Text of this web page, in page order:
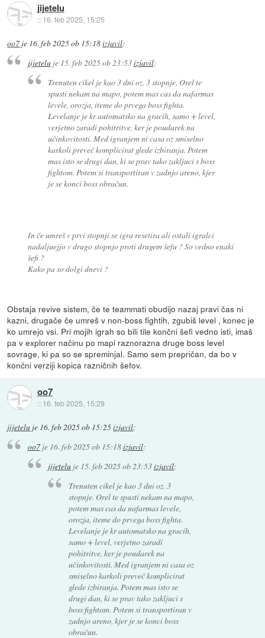
jijetelu
:: 16. feb 2025, 15:25
oo7 je 16. feb 2025 ob 15:18izjavil:
jijeteluje 15. feb 2025 ob 23:53izjavil:
Trenuten cikel je kao 3 dni oz. 3 stopnje. Orel te
spusti nekam na mapo, potem mas cas da nafarmas
levele, orozja, iteme do prvega boss fighta.
Levelanje je kr automatsko na gracih, samo + level,
verjetno zaradi pohitritve, ker je poudarek na
učinkovitosti. Med igranjem ni casa oz smiselno
karkoli preveč komplicirat glede izbiranja. Potem
mas isto se drugi dan, ki se prav tako zakljuci s boss
fightom. Potem si transportiran v zadnjo areno, kjer
je se konci boss obračun.
In če umreš v prvi stopnji se igra resetira ali ostali igralci
nadaljuejjo v drugo stopnjo proti drugem šefu ? So vedno enaki
šefi ?
Kako pa so dolgi dnevi ?
Obstaja revive sistem, če te teammati obudijo nazaj pravi čas ni
kazni, drugače če umreš v non-boss fightih, zgubiš level , konec je
ko umrejo vsi. Pri mojih igrah so bili tile končni šefi vedno isti, imaš
pa v explorer načinu po mapi raznorazna druge boss level
sovrage, ki pa so se spreminjal. Samo sem prepričan, da bo v
končni verziji kopica razničnih šefov.
oo7
:: 16. feb 2025, 15:29
jijetelu je 16. feb 2025 ob 15:25izjavil:
oo7je 16. feb 2025 ob 15:18izjavil:
jijetelu je 15. feb 2025 ob 23:53izjavil:
Trenuten cikel je kao 3 dni oz. 3
stopnje. Orel te spusti nekam na mapo,
potem mas cas da nafarmas levele,
orozja, iteme do prvega boss fighta.
Levelanje je kr automatsko na gracih,
samo + level, verjetno zaradi
pohitritve, ker je poudarek na
učinkovitosti. Med igranjem ni casa oz
smiselno karkoli preveč komplicirat
glede izbiranja. Potem mas isto se
drugi dan, ki se prav tako zakljuci s
boss fightom. Potem si transportiran v
zadnjo areno, kjer je se konci boss
obračun.